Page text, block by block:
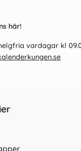
här!
vardagar kl